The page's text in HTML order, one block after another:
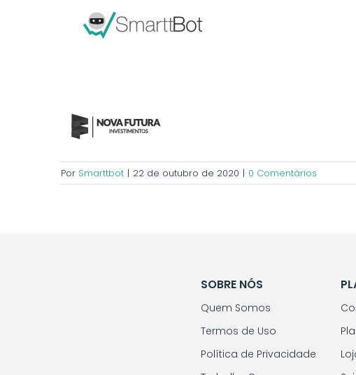
Por Smarttbot | 22 de outubro de 2020 | 0 Comentários
SOBRE NÓS
Quem Somos
Termos de Uso
Política de Privacidade